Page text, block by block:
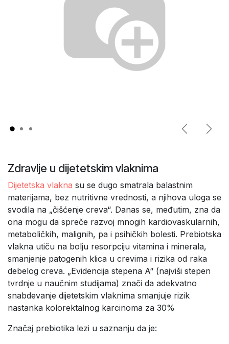
PreviousNext
Zdravlje u dijetetskim vlaknima
Dijetetska vlakna su se dugo smatrala balastnim
materijama, bez nutritivne vrednosti, a njihova uloga se
svodila na „čišćenje creva“. Danas se, međutim, zna da
ona mogu da spreče razvoj mnogih kardiovaskularnih,
metaboličkih, malignih, pa i psihičkih bolesti. Prebiotska
vlakna utiču na bolju resorpciju vitamina i minerala,
smanjenje patogenih klica u crevima i rizika od raka
debelog creva. „Evidencija stepena A“ (najviši stepen
tvrdnje u naučnim studijama) znači da adekvatno
snabdevanje dijetetskim vlaknima smanjuje rizik
nastanka kolorektalnog karcinoma za 30%
Značaj prebiotika lezi u saznanju da je: